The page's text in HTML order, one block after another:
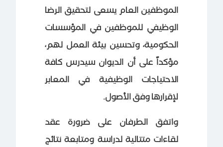
الموظفين العام يسعى لتحقيق الرضا
الوظيفي للموظفين في المؤسسات
الحكومية، وتحسين بيئة العمل لهم،
مؤكداً على أن الديوان سيدرس كافة
الاحتياجات الوظيفية في المعابر
لإقرارها وفق الأصول.
واتفق الطرفان على ضرورة عقد
لقاءات متتالية لدراسة ومتابعة نتائج